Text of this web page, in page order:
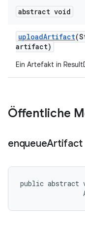
abstract void
uploadArtifact
artifact)
Ein Artefakt in
Öffentliche
enqueueArtifact
public abstract